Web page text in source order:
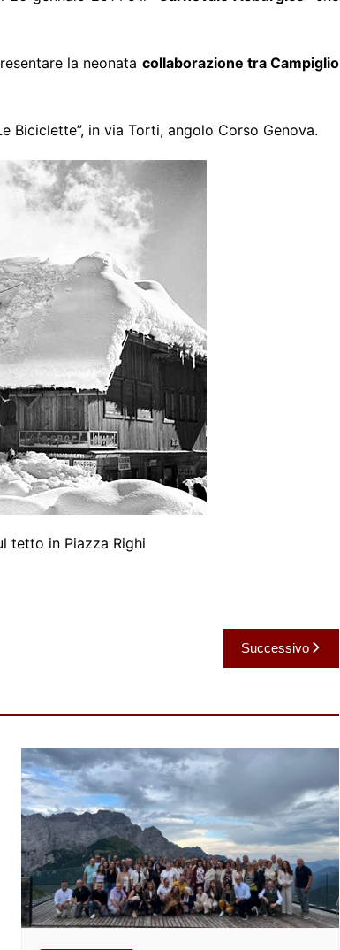
la neonata collaborazione tra Campiglio
Biciclette”, in via Torti, angolo Corso Genova.
tetto in Piazza Righi
Successivo